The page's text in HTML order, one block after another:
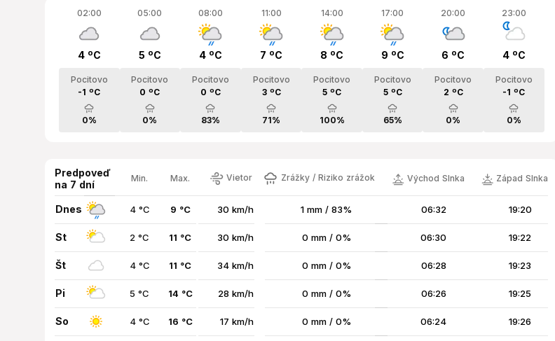
02:00
4 ºC
Pocitovo
-1 ºC
0%
05:00
5 ºC
Pocitovo
0 ºC
0%
08:00
4 ºC
Pocitovo
0 ºC
83%
11:00
7 ºC
Pocitovo
3 ºC
71%
14:00
8 ºC
Pocitovo
5 ºC
100%
17:00
9 ºC
Pocitovo
5 ºC
65%
20:00
6 ºC
Pocitovo
2 ºC
0%
23:00
4 ºC
Pocitovo
-1 ºC
0%
Predpoveď
na 7 dní
Min. Max. Vietor Zrážky / Riziko zrážok Východ Slnka Západ Slnka
Dnes 4 °C 9 °C 30 km/h 1 mm / 83% 06:32 19:20
St 2 °C 11 °C 30 km/h 0 mm / 0% 06:30 19:22
Št 4 °C 11 °C 34 km/h 0 mm / 0% 06:28 19:23
Pi 5 °C 14 °C 28 km/h 0 mm / 0% 06:26 19:25
So 4 °C 16 °C 17 km/h 0 mm / 0% 06:24 19:26